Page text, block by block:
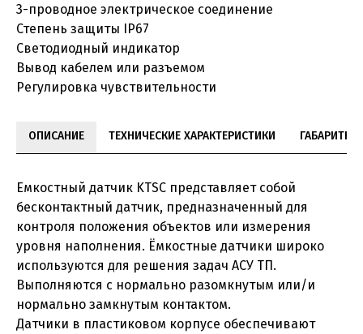
3-проводное электрическое соединение
Степень защиты IP67
Светодиодный индикатор
Вывод кабелем или разъемом
Регулировка чувствительности
ОПИСАНИЕ ТЕХНИЧЕСКИЕ ХАРАКТЕРИСТИКИ
Емкостный датчик KTSС представляет собой
бесконтактный датчик, предназначенный для
контроля положения объектов или измерения
уровня наполнения. Ёмкостные датчики широко
используются для решения задач АСУ ТП.
Выполняются с нормально разомкнутым или/и
нормально замкнутым контактом.
Датчики в пластиковом корпусе обеспечивают